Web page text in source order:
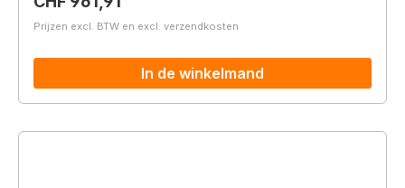
Prijzen excl. BTW en excl. verzendkosten
In de winkelmand